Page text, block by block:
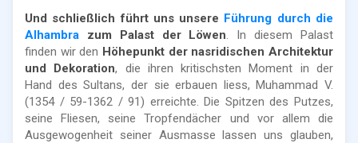
Und schließlich führt uns unsere Führung durch die
Alhambra zum Palast der Löwen. In diesem Palast
finden wir den Höhepunkt der nasridischen Architektur
und Dekoration, die ihren kritischsten Moment in der
Hand des Sultans, der sie erbauen liess, Muhammad V.
(1354 / 59-1362 / 91) erreichte. Die Spitzen des Putzes,
seine Fliesen, seine Tropfendächer und vor allem die
Ausgewogenheit seiner Ausmasse lassen uns glauben,